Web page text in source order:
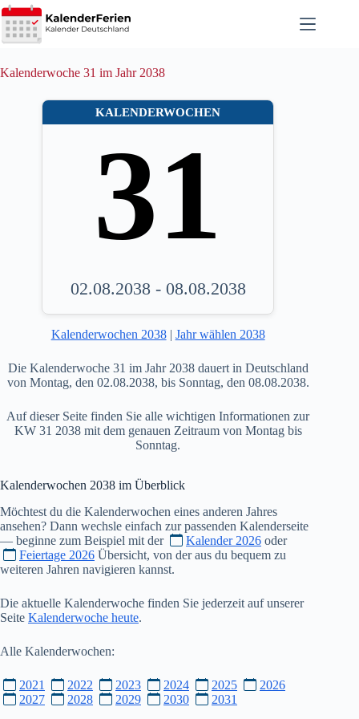
Zum
Inhalt
springen
Kalenderwoche 31 im Jahr 2038
KALENDERWOCHEN
31
02.08.2038 - 08.08.2038
Kalenderwochen 2038| Jahr wählen 2038
Die Kalenderwoche 31 im Jahr 2038 dauert in Deutschland
von Montag, den 02.08.2038, bis Sonntag, den 08.08.2038.
Auf dieser Seite finden Sie alle wichtigen Informationen zur
KW 31 2038 mit dem genauen Zeitraum von Montag bis
Sonntag.
Kalenderwochen 2038 im Überblick
Möchtest du die Kalenderwochen eines anderen Jahres
ansehen? Dann wechsle einfach zur passenden Kalenderseite
— beginne zum Beispiel mit der
Kalender 2026 oder
Feiertage 2026 Übersicht, von der aus du bequem zu
weiteren Jahren navigieren kannst.
Die aktuelle Kalenderwoche finden Sie jederzeit auf unserer
Seite Kalenderwoche heute.
Alle Kalenderwochen:
2021 2022 2023 2024 2025
2026
2027
2028 2029 2030 2031